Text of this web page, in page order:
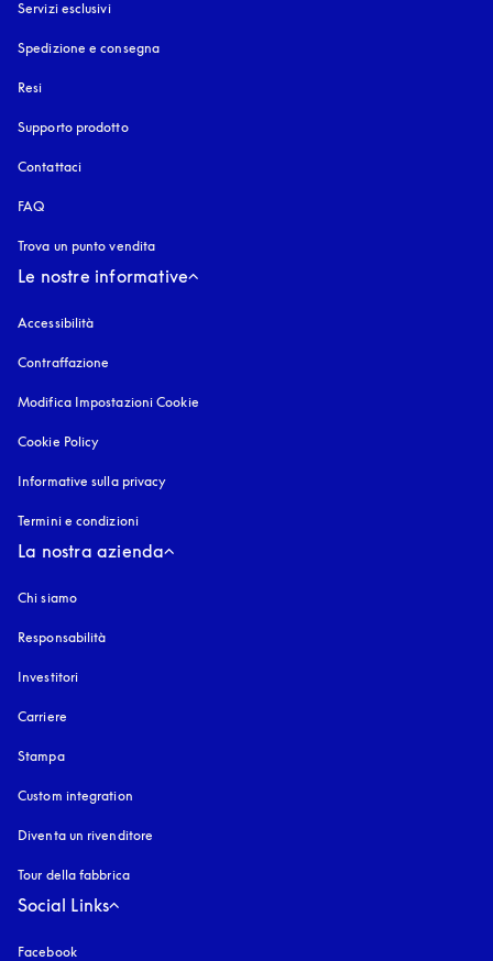
Servizi esclusivi
Spedizione e consegna
Resi
Supporto prodotto
Contattaci
FAQ
Trova un punto vendita
Le nostre informative
Accessibilità
Contraffazione
Modifica Impostazioni Cookie
Cookie Policy
Informative sulla privacy
Termini e condizioni
La nostra azienda
Chi siamo
Responsabilità
Investitori
Carriere
Stampa
Custom integration
Diventa un rivenditore
Tour della fabbrica
Social Links
Facebook